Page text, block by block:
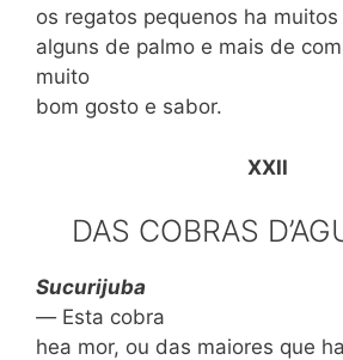
os regatos pequenos ha
alguns de palmo e mais de
muito
bom gosto e sabor.
XXII
DAS COBRAS
Sucurijuba
—Esta cobra
hea mor, ou das maiores que